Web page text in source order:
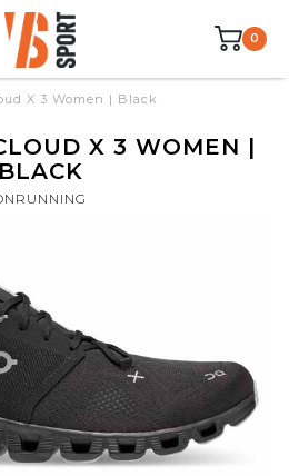
0
X 3 Women | Black
X 3 WOMEN |
BLACK